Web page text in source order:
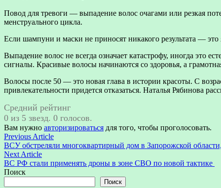
Повод для тревоги — выпадение волос очагами или резкая
менструального цикла.
Если шампуни и маски не приносят никакого результата —
Выпадение волос не всегда означает катастрофу, иногда это
сигналы. Красивые волосы начинаются со здоровья, а
Волосы после 50 — это новая глава в истории красоты. С
привлекательности придется отказаться. Наталья Рябинова
Средний рейтинг
0 из 5 звезд. 0 голосов.
Вам нужно авторизироваться для того, чтобы проголосовать.
Навигация
по
записям
Previous ArticlePrevious
article:
ВСУ обстреляли многоквартирный дом в Запорожской
Next ArticleNext
article:
ВС РФ стали применять дроны в зоне СВО по новой тактике
Поиск
Поиск